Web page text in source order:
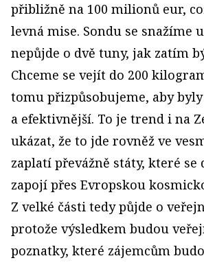
přibližně na 100 milionů eur,
levná mise. Sondu se snažíme
nepůjde o dvě tuny, jak zatím
Chceme se vejít do 200
tomu přizpůsobujeme, aby
a efektivnější. To je trend i na
ukázat, že to jde rovněž ve
zaplatí převážně státy, které
zapojí přes Evropskou
Z velké části tedy půjde o
protože výsledkem budou
poznatky, které zájemcům